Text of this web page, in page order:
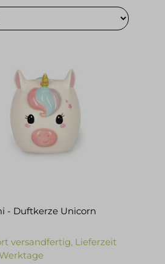
- Duftkerze Unicorn
versandfertig, Lieferzeit